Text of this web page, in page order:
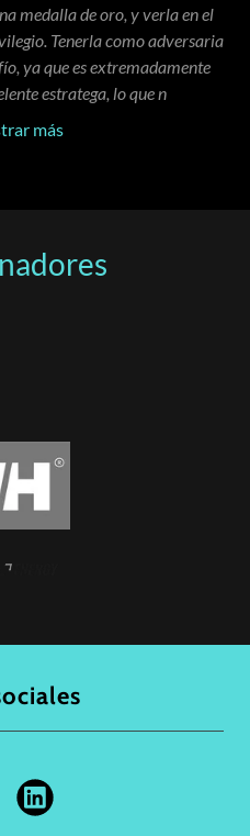
medalla de oro, y verla en el
Tenerla como adversaria
ya que es extremadamente
estratega, lo que n
más